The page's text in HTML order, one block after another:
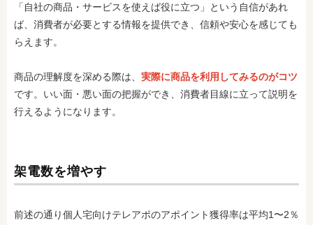
「自社の商品・サービスを使えば役に立つ」という自信があれ
ば、消費者が必要とする情報を提供でき、信頼や安心を感じても
らえます。
商品の理解度を深める際は、 実際に商品を利用してみるのがコツ
です。いい面・悪い面の把握ができ、消費者目線に立って説明を
行えるようになります。
架電数を増やす
前述の通り個人宅向けテレアポのアポイント獲得率は平均1〜2％